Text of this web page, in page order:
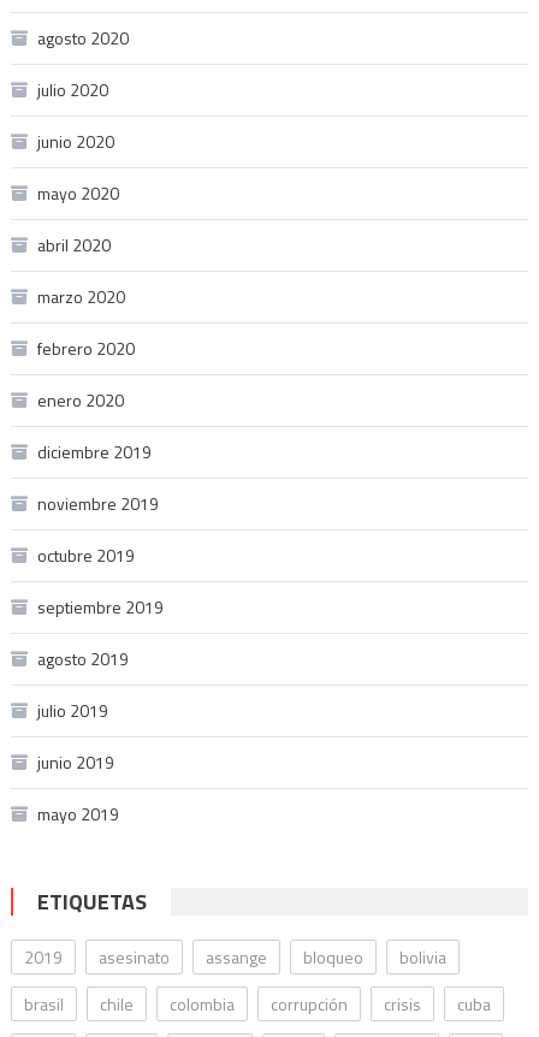
agosto 2020
julio 2020
junio 2020
mayo 2020
abril 2020
marzo 2020
febrero 2020
enero 2020
diciembre 2019
noviembre 2019
octubre 2019
septiembre 2019
agosto 2019
julio 2019
junio 2019
mayo 2019
ETIQUETAS
2019 asesinato assange bloqueo
bolivia
brasil
chile colombia corrupción crisis cuba